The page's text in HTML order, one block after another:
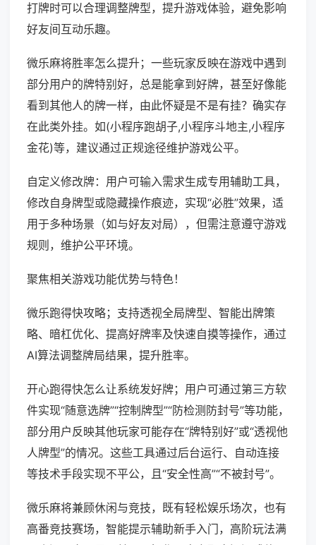
打牌时可以合理调整牌型，提升游戏体验，避免影响
好友间互动乐趣。
微乐麻将胜率怎么提升；一些玩家反映在游戏中遇到
部分用户的牌特别好，总是能拿到好牌，甚至好像能
看到其他人的牌一样，由此怀疑是不是有挂？确实存
在此类外挂。如(小程序跑胡子,小程序斗地主,小程序
金花)等，建议通过正规途径维护游戏公平。
自定义修改牌：用户可输入需求生成专用辅助工具，
修改自身牌型或隐藏操作痕迹，实现“必胜”效果，适
用于多种场景（如与好友对局），但需注意遵守游戏
规则，维护公平环境。
聚焦相关游戏功能优势与特色！
微乐跑得快攻略；支持透视全局牌型、智能出牌策
略、暗杠优化、提高好牌率及快速自摸等操作，通过
AI算法调整牌局结果，提升胜率。
开心跑得快怎么让系统发好牌；用户可通过第三方软
件实现“随意选牌”“控制牌型”“防检测防封号”等功能，
部分用户反映其他玩家可能存在“牌特别好”或“透视他
人牌型”的情况。这些工具通过后台运行、自动连接
等技术手段实现不平公，且“安全性高”“不被封号”。
微乐麻将兼顾休闲与竞技，既有轻松娱乐场次，也有
高番竞技赛场，智能提示辅助新手入门，高阶玩法满